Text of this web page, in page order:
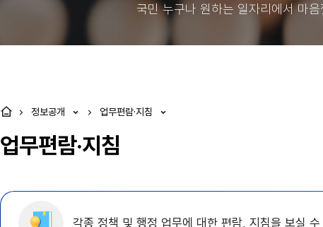
국민 누구나 원하는 일자리에서 마
업무편람·지침
정보공개 업무편람·지침
각종 정책 및 행정 업무에 대한 편람, 지침을 보실 수